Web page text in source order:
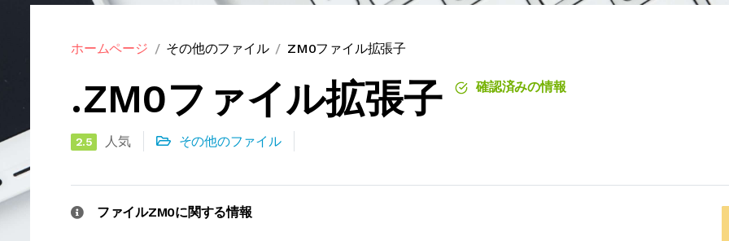
ホームページ その他のファイル ZM0ファイル拡張子
.ZM0ファイル拡張子 確認済みの情報
2.5 人気 その他のファイル
ファイルZM0に関する情報